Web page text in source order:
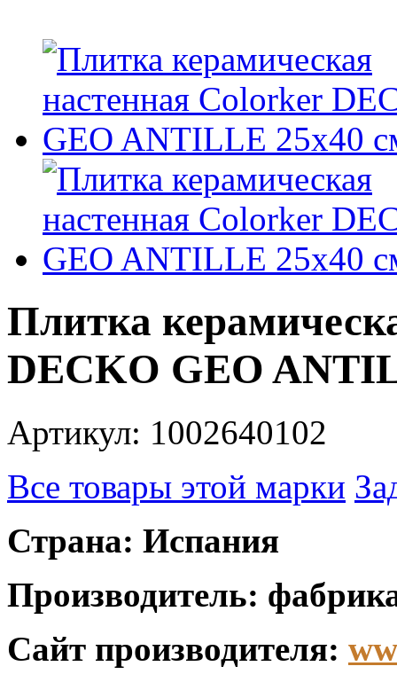
Плитка
DECKO GEO
Артикул: 1002640102
Все товары этой марки
Страна: Испания
Производитель:
Сайт производителя: